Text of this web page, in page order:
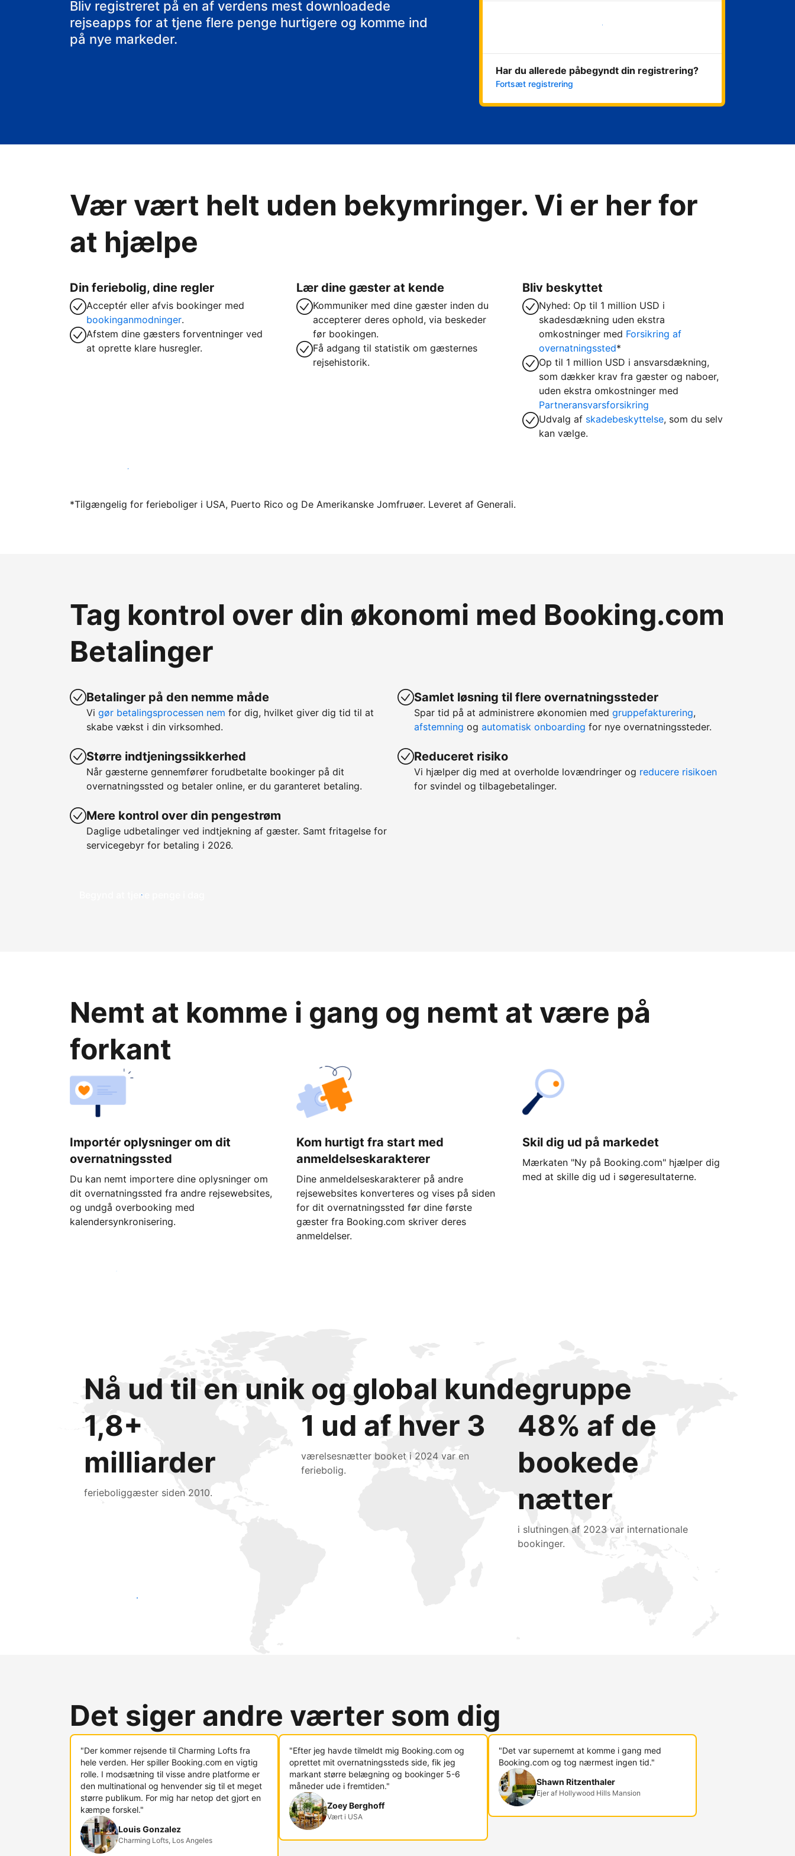
Bliv registreret på en af verdens mest downloadede
rejseapps for at tjene flere penge hurtigere og komme ind
på nye markeder.
Kom i gang med det samme
Har du allerede påbegyndt din registrering?
Fortsæt registrering
Vær vært helt uden bekymringer. Vi er her for
at hjælpe
Din feriebolig, dine regler
Acceptér eller afvis bookinger med
bookinganmodninger.
Afstem dine gæsters forventninger ved
at oprette klare husregler.
Lær dine gæster at kende
Kommuniker med dine gæster inden du
accepterer deres ophold, via beskeder
før bookingen.
Få adgang til statistik om gæsternes
rejsehistorik.
Bliv beskyttet
Nyhed: Op til 1 million USD i
skadesdækning uden ekstra
omkostninger med Forsikring af
overnatningssted*
Op til 1 million USD i ansvarsdækning,
som dækker krav fra gæster og naboer,
uden ekstra omkostninger med
Partneransvarsforsikring
Udvalg af skadebeskyttelse, som du selv
kan vælge.
Bliv vært hos os i dag
*Tilgængelig for ferieboliger i USA, Puerto Rico og De Amerikanske Jomfruøer. Leveret af Generali.
Tag kontrol over din økonomi med Booking.com
Betalinger
Betalinger på den nemme måde
Vi gør betalingsprocessen nem for dig, hvilket giver dig tid til at
skabe vækst i din virksomhed.
Større indtjeningssikkerhed
Når gæsterne gennemfører forudbetalte bookinger på dit
overnatningssted og betaler online, er du garanteret betaling.
Mere kontrol over din pengestrøm
Daglige udbetalinger ved indtjekning af gæster. Samt fritagelse for
servicegebyr for betaling i 2026.
Samlet løsning til flere overnatningssteder
Spar tid på at administrere økonomien med gruppefakturering,
afstemning og automatisk onboarding for nye overnatningssteder.
Reduceret risiko
Vi hjælper dig med at overholde lovændringer og reducere risikoen
for svindel og tilbagebetalinger.
Begynd at tjene penge i dag
Nemt at komme i gang og nemt at være på
forkant
Importér oplysninger om dit
overnatningssted
Du kan nemt importere dine oplysninger om
dit overnatningssted fra andre rejsewebsites,
og undgå overbooking med
kalendersynkronisering.
Kom hurtigt fra start med
anmeldelseskarakterer
Dine anmeldelseskarakterer på andre
rejsewebsites konverteres og vises på siden
for dit overnatningssted før dine første
gæster fra Booking.com skriver deres
anmeldelser.
Skil dig ud på markedet
Mærkaten "Ny på Booking.com" hjælper dig
med at skille dig ud i søgeresultaterne.
Kom i gang i dag
Nå ud til en unik og global kundegruppe
1,8+
milliarder
ferieboliggæster siden 2010.
1 ud af hver 3
værelsesnætter booket i 2024 var en
feriebolig.
48% af de
bookede
nætter
i slutningen af 2023 var internationale
bookinger.
Nå ud til nye gæster i dag
Det siger andre værter som dig
"Der kommer rejsende til Charming Lofts fra
hele verden. Her spiller Booking.com en vigtig
rolle. I modsætning til visse andre platforme er
den multinational og henvender sig til et meget
større publikum. For mig har netop det gjort en
kæmpe forskel."
Louis Gonzalez
Charming Lofts, Los Angeles
"Efter jeg havde tilmeldt mig Booking.com og
oprettet mit overnatningssteds side, fik jeg
markant større belægning og bookinger 5-6
måneder ude i fremtiden."
Zoey Berghoff
Vært i USA
"Det var supernemt at komme i gang med
Booking.com og tog nærmest ingen tid."
Shawn Ritzenthaler
Ejer af Hollywood Hills Mansion